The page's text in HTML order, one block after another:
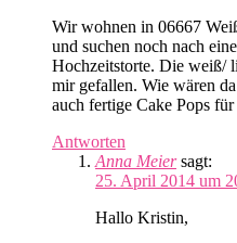
Wir wohnen in 06667
und suchen noch nach
Hochzeitstorte. Die weiß/
mir gefallen. Wie wären
auch fertige Cake Pops
Antworten
Anna Meier sagt:
25. April 2014 um
Hallo Kristin,